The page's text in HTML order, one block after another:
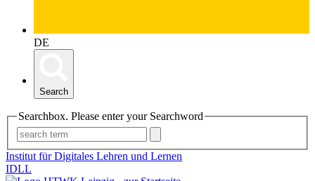
DE
Search
Searchbox. Please enter your Searchword
Institut für Digitales Lehren und Lernen
IDLL